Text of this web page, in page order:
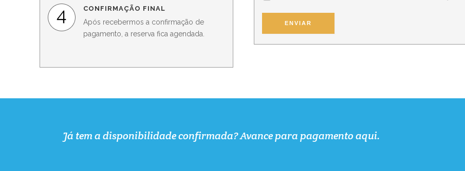
CONFIRMAÇÃO FINAL
Após recebermos a confirmação de
pagamento, a reserva fica agendada.
ENVIAR
Já tem a disponibilidade confirmada? Avance para pagamento aqui.